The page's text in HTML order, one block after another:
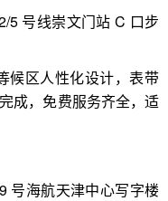
5 号线崇文门站 C 口步
候区人性化设计，表带
成，免费服务齐全，适
号海航天津中心写字楼